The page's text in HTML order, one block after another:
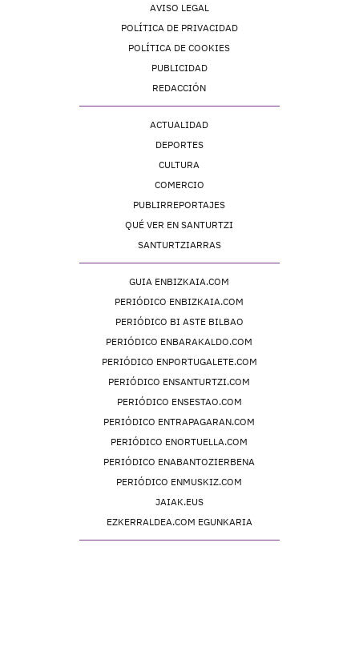
AVISO LEGAL
POLÍTICA DE PRIVACIDAD
POLÍTICA DE COOKIES
PUBLICIDAD
REDACCIÓN
ACTUALIDAD
DEPORTES
CULTURA
COMERCIO
PUBLIRREPORTAJES
QUÉ VER EN SANTURTZI
SANTURTZIARRAS
GUIA ENBIZKAIA.COM
PERIÓDICO ENBIZKAIA.COM
PERIÓDICO BI ASTE BILBAO
PERIÓDICO ENBARAKALDO.COM
PERIÓDICO ENPORTUGALETE.COM
PERIÓDICO ENSANTURTZI.COM
PERIÓDICO ENSESTAO.COM
PERIÓDICO ENTRAPAGARAN.COM
PERIÓDICO ENORTUELLA.COM
PERIÓDICO ENABANTOZIERBENA
PERIÓDICO ENMUSKIZ.COM
JAIAK.EUS
EZKERRALDEA.COM EGUNKARIA